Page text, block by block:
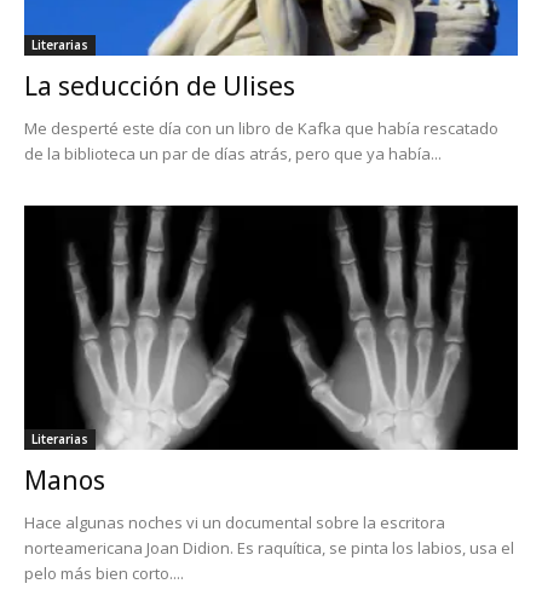
Literarias
La seducción de Ulises
Me desperté este día con un libro de Kafka que había rescatado
de la biblioteca un par de días atrás, pero que ya había...
Literarias
Manos
Hace algunas noches vi un documental sobre la escritora
norteamericana Joan Didion. Es raquítica, se pinta los labios, usa el
pelo más bien corto....